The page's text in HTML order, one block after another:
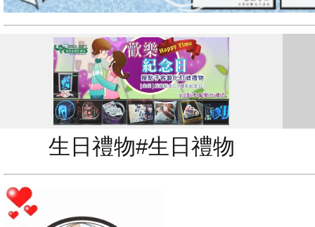
生日禮物#生日禮物